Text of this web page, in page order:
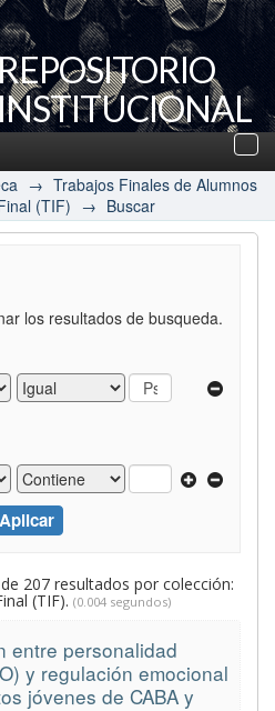
→ Trabajos Finales de Alumnos
(TIF) → Buscar
los resultados de busqueda.
207 resultados por colección:
(TIF). (0.004 segundos)
entre personalidad
y regulación emocional
jóvenes de CABA y